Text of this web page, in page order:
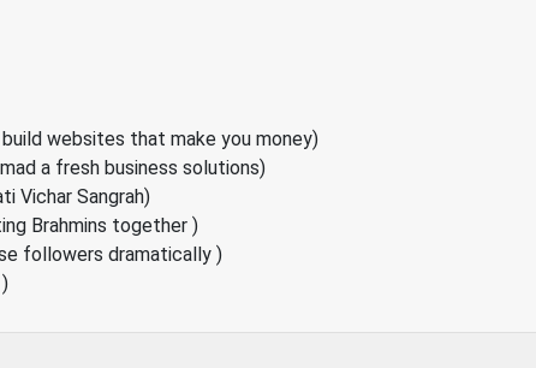
websites that make you money)
a fresh business solutions)
Vichar Sangrah)
Brahmins together )
followers dramatically )